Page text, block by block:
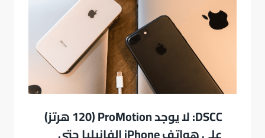
DSCC: لا يوجد ProMotion (120 هرتز)